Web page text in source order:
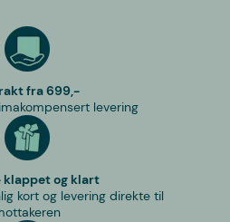
fra 699,-
levering
klappet og klart
kort og levering direkte til